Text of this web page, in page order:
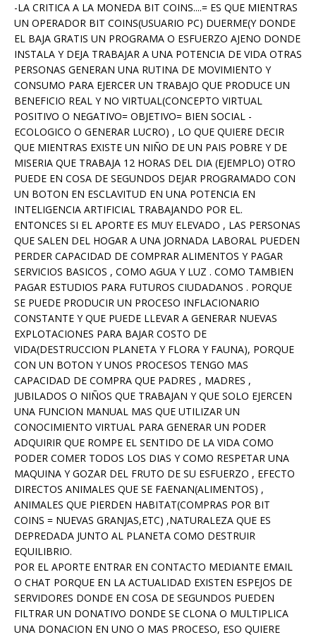
-LA CRITICA A LA MONEDA BIT COINS....= ES QUE MIENTRAS
UN OPERADOR BIT COINS(USUARIO PC) DUERME(Y DONDE
EL BAJA GRATIS UN PROGRAMA O ESFUERZO AJENO DONDE
INSTALA Y DEJA TRABAJAR A UNA POTENCIA DE VIDA OTRAS
PERSONAS GENERAN UNA RUTINA DE MOVIMIENTO Y
CONSUMO PARA EJERCER UN TRABAJO QUE PRODUCE UN
BENEFICIO REAL Y NO VIRTUAL(CONCEPTO VIRTUAL
POSITIVO O NEGATIVO= OBJETIVO= BIEN SOCIAL -
ECOLOGICO O GENERAR LUCRO) , LO QUE QUIERE DECIR
QUE MIENTRAS EXISTE UN NIÑO DE UN PAIS POBRE Y DE
MISERIA QUE TRABAJA 12 HORAS DEL DIA (EJEMPLO) OTRO
PUEDE EN COSA DE SEGUNDOS DEJAR PROGRAMADO CON
UN BOTON EN ESCLAVITUD EN UNA POTENCIA EN
INTELIGENCIA ARTIFICIAL TRABAJANDO POR EL.
ENTONCES SI EL APORTE ES MUY ELEVADO , LAS PERSONAS
QUE SALEN DEL HOGAR A UNA JORNADA LABORAL PUEDEN
PERDER CAPACIDAD DE COMPRAR ALIMENTOS Y PAGAR
SERVICIOS BASICOS , COMO AGUA Y LUZ . COMO TAMBIEN
PAGAR ESTUDIOS PARA FUTUROS CIUDADANOS . PORQUE
SE PUEDE PRODUCIR UN PROCESO INFLACIONARIO
CONSTANTE Y QUE PUEDE LLEVAR A GENERAR NUEVAS
EXPLOTACIONES PARA BAJAR COSTO DE
VIDA(DESTRUCCION PLANETA Y FLORA Y FAUNA), PORQUE
CON UN BOTON Y UNOS PROCESOS TENGO MAS
CAPACIDAD DE COMPRA QUE PADRES , MADRES ,
JUBILADOS O NIÑOS QUE TRABAJAN Y QUE SOLO EJERCEN
UNA FUNCION MANUAL MAS QUE UTILIZAR UN
CONOCIMIENTO VIRTUAL PARA GENERAR UN PODER
ADQUIRIR QUE ROMPE EL SENTIDO DE LA VIDA COMO
PODER COMER TODOS LOS DIAS Y COMO RESPETAR UNA
MAQUINA Y GOZAR DEL FRUTO DE SU ESFUERZO , EFECTO
DIRECTOS ANIMALES QUE SE FAENAN(ALIMENTOS) ,
ANIMALES QUE PIERDEN HABITAT(COMPRAS POR BIT
COINS = NUEVAS GRANJAS,ETC) ,NATURALEZA QUE ES
DEPREDADA JUNTO AL PLANETA COMO DESTRUIR
EQUILIBRIO.
POR EL APORTE ENTRAR EN CONTACTO MEDIANTE EMAIL
O CHAT PORQUE EN LA ACTUALIDAD EXISTEN ESPEJOS DE
SERVIDORES DONDE EN COSA DE SEGUNDOS PUEDEN
FILTRAR UN DONATIVO DONDE SE CLONA O MULTIPLICA
UNA DONACION EN UNO O MAS PROCESO, ESO QUIERE